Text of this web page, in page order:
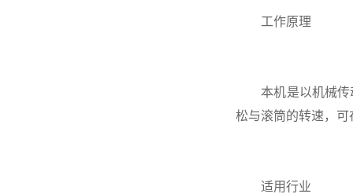
工作原理
本机是以机械传动
松与滚筒的转速，
适用行业